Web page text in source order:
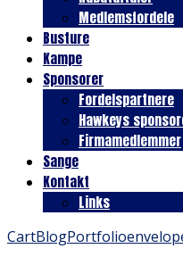
Medlemsfordele
Busture
Kampe
Sponsorer
Fordelspartnere
Hawkeys
Firmamedlemmer
Sange
Kontakt
Links
CartBlogPortfolio